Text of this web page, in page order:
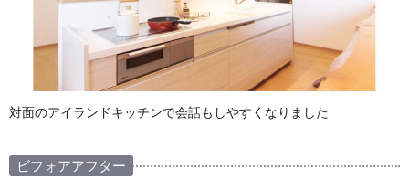
対面のアイランドキッチンで会話もしやすくなりました
ビフォアアフター